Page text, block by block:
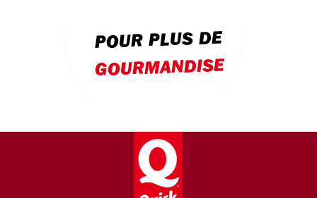
POUR PLUS DE
GOURMANDISE